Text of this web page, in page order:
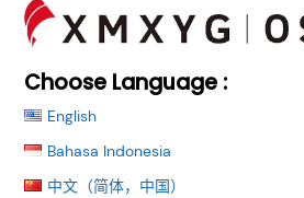
Top
Choose Language :
English
Bahasa Indonesia
中文（简体，中国）